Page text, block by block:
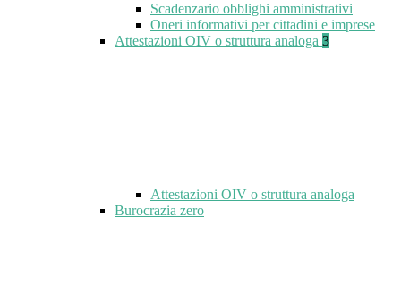
Scadenzario obblighi amministrativi
Oneri informativi per cittadini e imprese
Attestazioni OIV o struttura analoga 3
Attestazioni OIV o struttura analoga
Burocrazia zero